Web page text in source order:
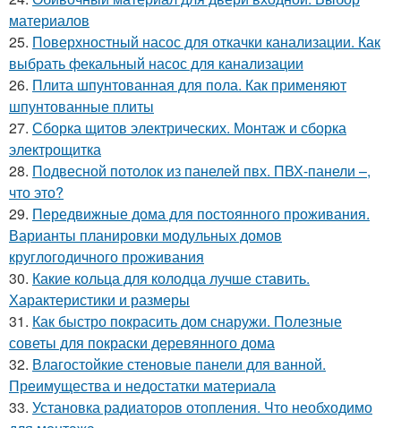
материалов
25. Поверхностный насос для откачки канализации. Как
выбрать фекальный насос для канализации
26. Плита шпунтованная для пола. Как применяют
шпунтованные плиты
27. Сборка щитов электрических. Монтаж и сборка
электрощитка
28. Подвесной потолок из панелей пвх. ПВХ-панели –,
что это?
29. Передвижные дома для постоянного проживания.
Варианты планировки модульных домов
круглогодичного проживания
30. Какие кольца для колодца лучше ставить.
Характеристики и размеры
31. Как быстро покрасить дом снаружи. Полезные
советы для покраски деревянного дома
32. Влагостойкие стеновые панели для ванной.
Преимущества и недостатки материала
33. Установка радиаторов отопления. Что необходимо